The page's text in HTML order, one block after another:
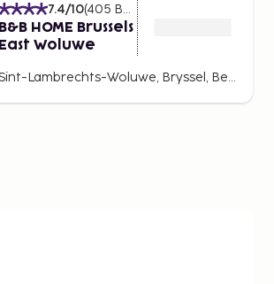
7.4/10(405 Betyg
B&B HOME Brussels
East Woluwe
Sint-Lambrechts-Woluwe, Bryssel, Belgien